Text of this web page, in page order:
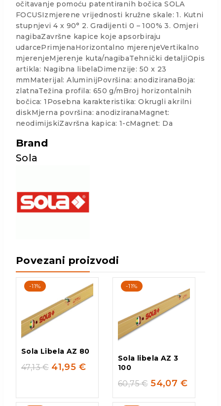
očitavanje pomoću patentiranih bočica SOLA
FOCUSIzmjerene vrijednosti kružne skale: 1. Kutni
stupnjevi 4 x 90° 2. Gradijenti 0 – 100% 3. Omjeri
nagibaZavršne kapice koje apsorbiraju
udarcePrimjenaHorizontalno mjerenjeVertikalno
mjerenjeMjerenje kuta/nagibaTehnički detaljiOpis
artikla: Nagibna libelaDimenzije: 50 x 23
mmMaterijal: AluminijPovršina: anodiziranaBoja:
zlatnaTežina profila: 650 g/mBroj horizontalnih
bočica: 1Posebna karakteristika: Okrugli akrilni
diskMjerna površina: anodiziranaMagnet:
neodimijskiZavršna kapica: 1-cMagnet: Da
Brand
Sola
Povezani proizvodi
-11%
Sola Libela AZ 80
47,13€ 41,95 €
-11%
Sola libela AZ 3
100
60,75€ 54,07 €